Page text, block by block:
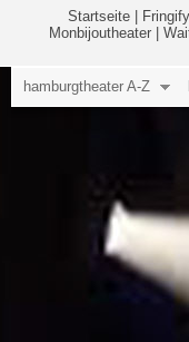
Startseite
Monbijoutheater
hamburgtheater A-Z